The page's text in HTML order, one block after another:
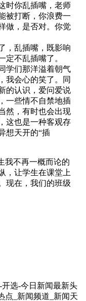
时你乱插嘴，老师
被打断，你浪费一
做，是否对。你觉
乱插嘴，既影响
定不乱插嘴了。
们那洋溢着朝气
我会心的笑了。同
的认识，爱问爱说
一些情不自禁地插
然，有时也会出现
这也是一种客观存
想天开的“插
不再一概而论的
，让学生在课堂上
现在，我们的班级
开选-今日新闻最新头
点_新闻频道_新闻天